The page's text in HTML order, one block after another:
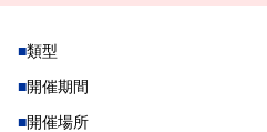
類型
開催期間
開催場所